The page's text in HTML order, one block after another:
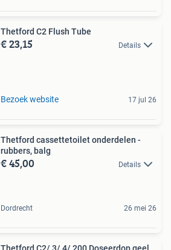
Thetford C2 Flush Tube
€ 23,15 Details
Bezoek website 17 jul 26
Thetford cassettetoilet onderdelen -
rubbers, balg
€ 45,00 Details
Dordrecht 26 mei 26